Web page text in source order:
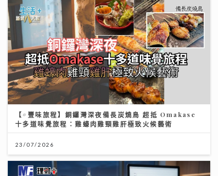
【#豐味旅程】銅鑼灣深夜備長炭燒鳥 超抵 Omakase
十多道味覺旅程：雞蠔肉雞頸雞肝極致火候藝術
23/07/2026